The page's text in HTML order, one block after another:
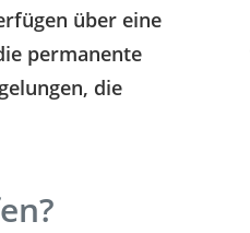
über eine
permanente
die